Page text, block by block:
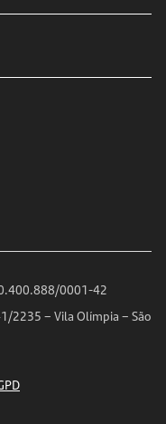
0001-42
2235 – Vila Olímpia – São